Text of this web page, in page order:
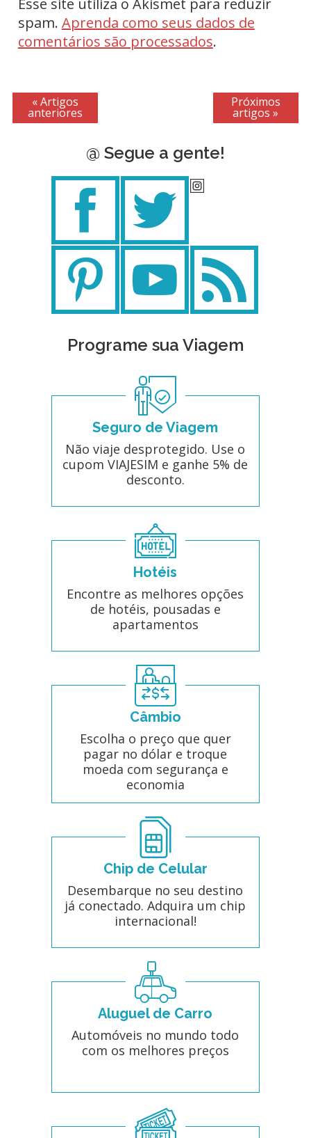
spam. Aprenda como seus dados de
comentários são processados.
« Artigos
anteriores
Próximos
artigos »
@ Segue a gente!
Programe sua Viagem
Seguro de Viagem
Não viaje desprotegido. Use o
cupom VIAJESIM e ganhe 5% de
desconto.
Hotéis
Encontre as melhores opções
de hotéis, pousadas e
apartamentos
Câmbio
Escolha o preço que quer
pagar no dólar e troque
moeda com segurança e
economia
Chip de Celular
Desembarque no seu destino
já conectado. Adquira um chip
internacional!
Aluguel de Carro
Automóveis no mundo todo
com os melhores preços